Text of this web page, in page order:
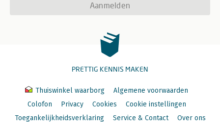
Aanmelden
PRETTIG KENNIS MAKEN
Thuiswinkel waarborg
Algemene voorwaarden
Colofon
Privacy Cookies
Cookie instellingen
Toegankelijkheidsverklaring
Service & Contact Over ons